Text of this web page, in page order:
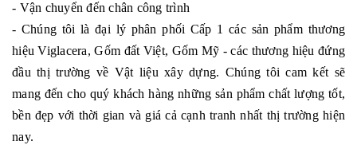
- Vận chuyển đến chân công trình
- Chúng tôi là đại lý phân phối Cấp 1 các sản phẩm thương
hiệu Viglacera, Gốm đất Việt, Gốm Mỹ - các thương hiệu đứng
đầu thị trường về Vật liệu xây dựng. Chúng tôi cam kết sẽ
mang đến cho quý khách hàng những sản phẩm chất lượng tốt,
bền đẹp với thời gian và giá cả cạnh tranh nhất thị trường hiện
nay.